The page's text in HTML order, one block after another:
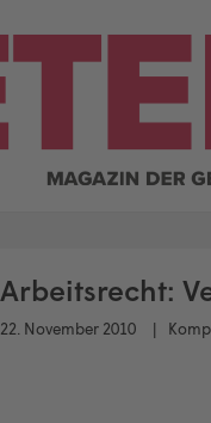
Arbeitsrecht:
22. November 2010